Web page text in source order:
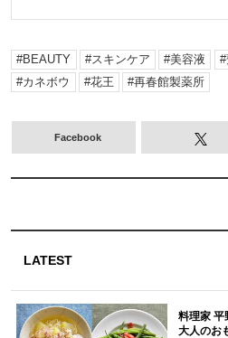
BEAUTY スキンケア 美容液
カネボウ
花王 再春館製薬所
Facebook
LATEST
料理家 平
大人のお